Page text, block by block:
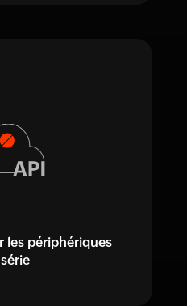
les périphériques